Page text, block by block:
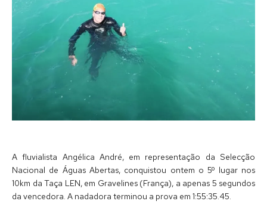
A fluvialista Angélica André, em representação da Selecção
Nacional de Águas Abertas, conquistou ontem o 5º lugar nos
10km da Taça LEN, em Gravelines (França), a apenas 5 segundos
da vencedora. A nadadora terminou a prova em 1:55:35.45.